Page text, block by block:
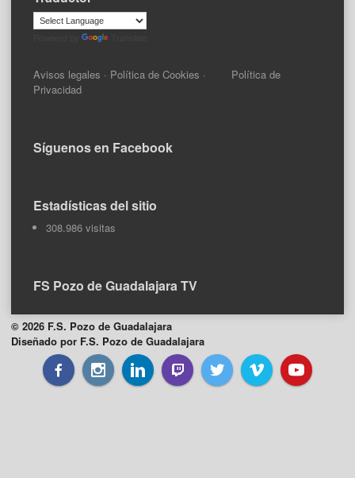
Avisos legales · Política de Cookies · Política de
Privacidad
Síguenos en Facebook
Estadísticas del sitio
308.986 visitas
FS Pozo de Guadalajara TV
© 2026 F.S. Pozo de Guadalajara
Diseñado por F.S. Pozo de Guadalajara